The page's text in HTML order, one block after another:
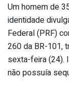
Um homem de
identidade
Federal (PRF)
260 da BR-101,
sexta-feira (24).
não possuía